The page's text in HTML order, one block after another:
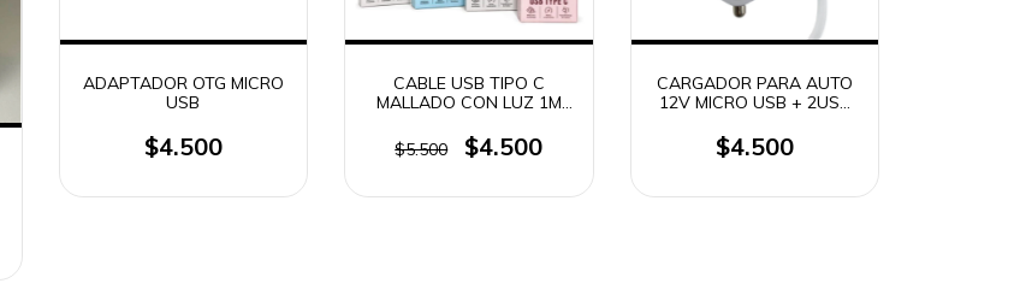
ADAPTADOR OTG MICRO
USB
$4.500
CABLE USB TIPO C
MALLADO CON LUZ 1M
$5.500
$4.500
CARGADOR PARA AUTO
12V MICRO USB + 2USB
TMCC 2303
$4.500